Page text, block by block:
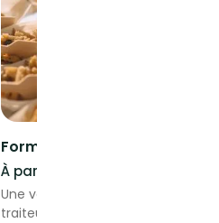
Formule Plateau Prestige
À partir de 22.00 € /pers
Une véritable expérience de service
traiteur, élégamment